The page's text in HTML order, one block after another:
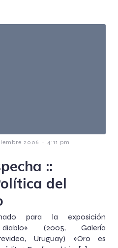
2006 - 4:11 pm
::
del
para la exposición
(2005, Galería
Uruguay) «Oro es